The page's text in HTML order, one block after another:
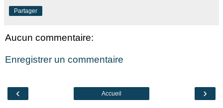
Partager
Aucun commentaire:
Enregistrer un commentaire
‹ ›
Accueil